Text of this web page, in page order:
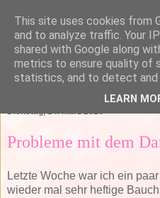
Dienstag, 24. März 2020
Probleme mit dem
Letzte Woche war ich ein
wieder mal sehr heftige
This site uses cookies from
and to analyze traffic. Your
shared with Google along
metrics to ensure quality of
statistics, and to detect and
LEARN